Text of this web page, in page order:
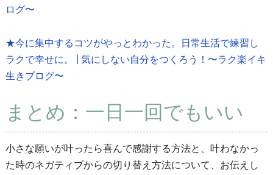
ログ〜
★今に集中するコツがやっとわかった。日常生活で練習し
ラクで幸せに。 | 気にしない自分をつくろう！〜ラク楽イキ
生きブログ〜
まとめ：一日一回でもいい
小さな願いが叶ったら喜んで感謝する方法と、叶わなかっ
た時のネガティブからの切り替え方法について、お伝えし